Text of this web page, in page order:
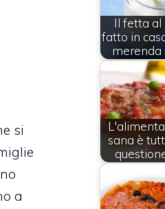
si
a
Il fetta al
fatto in
merenda
sana è